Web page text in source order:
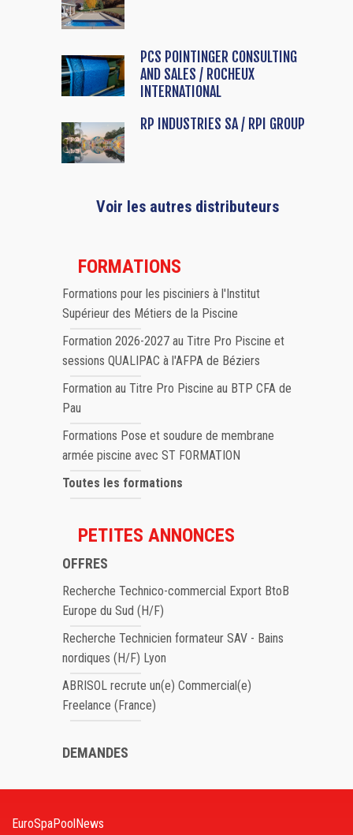
PCS POINTINGER CONSULTING
AND SALES / ROCHEUX
INTERNATIONAL
RP INDUSTRIES SA / RPI GROUP
Voir les autres distributeurs
FORMATIONS
Formations pour les pisciniers à l'Institut
Supérieur des Métiers de la Piscine
Formation 2026-2027 au Titre Pro Piscine et
sessions QUALIPAC à l'AFPA de Béziers
Formation au Titre Pro Piscine au BTP CFA de
Pau
Formations Pose et soudure de membrane
armée piscine avec ST FORMATION
Toutes les formations
PETITES ANNONCES
OFFRES
Recherche Technico-commercial Export BtoB
Europe du Sud (H/F)
Recherche Technicien formateur SAV - Bains
nordiques (H/F) Lyon
ABRISOL recrute un(e) Commercial(e)
Freelance (France)
DEMANDES
EuroSpaPoolNews